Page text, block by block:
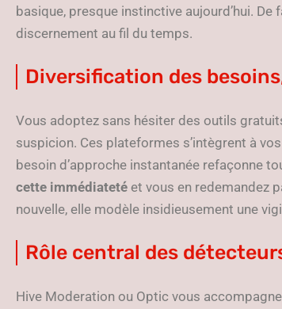
basique, presque instinctive aujourd’hui.
discernement au fil du temps.
Diversification des
Vous adoptez sans hésiter des outils
suspicion. Ces plateformes s’intègrent à
besoin d’approche instantanée refaçonne
cette immédiateté et vous en redemandez
nouvelle, elle modèle insidieusement une
Rôle central des
Hive Moderation ou Optic vous